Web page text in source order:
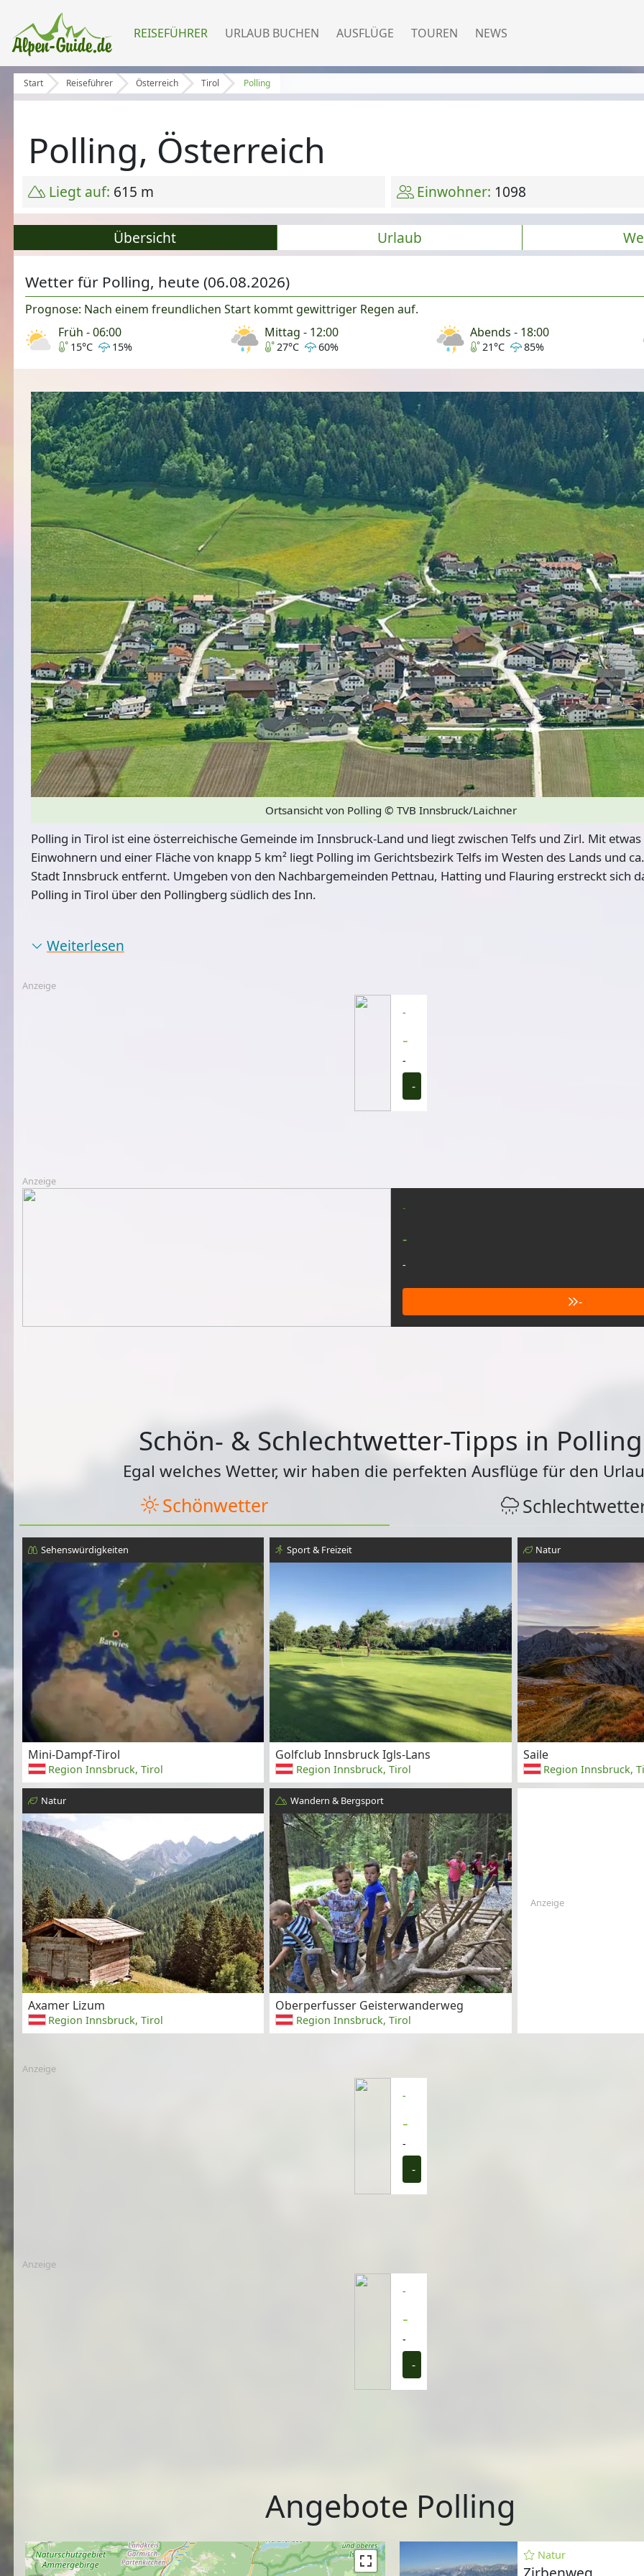
REISEFÜHRER URLAUB BUCHEN AUSFLÜGE TOUREN NEWS
Start Reiseführer Österreich Tirol Polling
Polling, Österreich
Liegt auf: 615 m Einwohner: 1098
Übersicht Urlaub
Wetter für Polling, heute (06.08.2026)
Prognose: Nach einem freundlichen Start kommt gewittriger Regen auf.
Früh - 06:00
15°C 15%
Mittag - 12:00
27°C 60%
Abends - 18:00
21°C 85%
Ortsansicht von Polling © TVB Innsbruck/Laichner
Polling in Tirol ist eine österreichische Gemeinde im Innsbruck-Land und liegt zwischen Telfs und Zirl. Mit
Einwohnern und einer Fläche von knapp 5 km² liegt Polling im Gerichtsbezirk Telfs im Westen des Lands und
Stadt Innsbruck entfernt. Umgeben von den Nachbargemeinden Pettnau, Hatting und Flauring erstreckt sich
Polling in Tirol über den Pollingberg südlich des Inn.
Weiterlesen
Anzeige
-
-
-
-
Anzeige
-
-
-
-
Schön- & Schlechtwetter-Tipps in Polling
Egal welches Wetter, wir haben die perfekten Ausflüge für den
Schönwetter
Sehenswürdigkeiten
Mini-Dampf-Tirol
Region Innsbruck, Tirol
Sport & Freizeit
Golfclub Innsbruck Igls-Lans
Region Innsbruck, Tirol
Natur
Saile
Region Innsbruck,
Natur
Axamer Lizum
Region Innsbruck, Tirol
Wandern & Bergsport
Oberperfusser Geisterwanderweg
Region Innsbruck, Tirol
Anzeige
Anzeige
-
-
-
-
Anzeige
-
-
-
-
Angebote Polling
Natur